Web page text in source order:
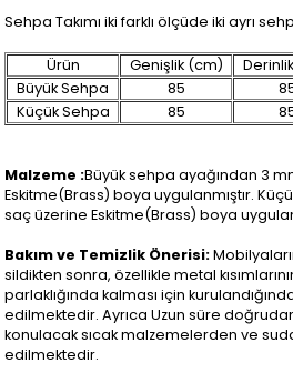
Sehpa Takımı iki farklı ölçüde iki ayrı
Ürün Genişlik (cm)
Büyük Sehpa
85
Küçük Sehpa
85
Malzeme :Büyük sehpa ayağından 3
Eskitme(Brass) boya uygulanmıştır.
saç üzerine Eskitme(Brass) boya
Bakım ve Temizlik Önerisi:
sildikten sonra, özellikle metal
parlaklığında kalması için
edilmektedir. Ayrıca Uzun süre
konulacak sıcak malzemelerden ve
edilmektedir.